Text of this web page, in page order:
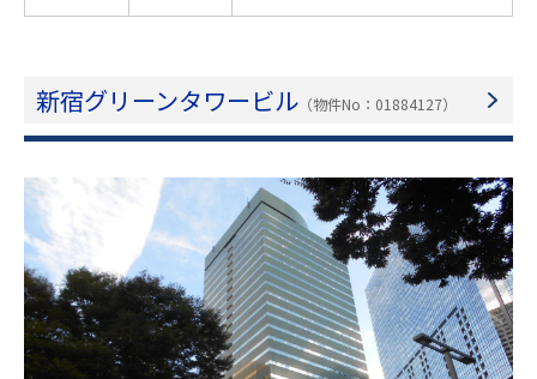
新宿グリーンタワービル （物件No：01884127）